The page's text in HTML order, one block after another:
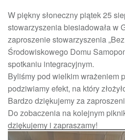
W piękny słoneczny piątek 25
stowarzyszenia biesiadowała w
zaproszenie stowarzyszenia
Środowiskowego Domu
spotkaniu integracyjnym.
Byliśmy pod wielkim wrażeniem
podziwiamy efekt, na który
Bardzo dziękujemy za
Do zobaczenia na kolejnym
dziękujemy i zapraszamy!